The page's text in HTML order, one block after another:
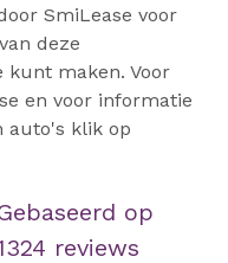
SmiLease voor
deze
kunt maken. Voor
en voor informatie
auto's klik op
op
reviews